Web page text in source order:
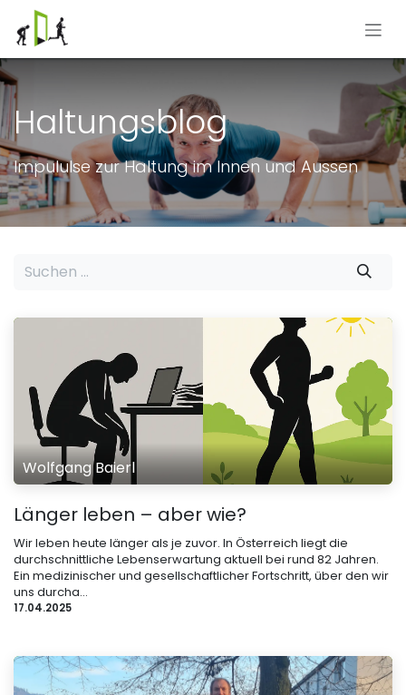
Zum Inhalt springen
Haltungsblog
Impululse zur Haltung im Innen und Aussen
Wolfgang Baierl
Länger leben – aber wie?
Wir leben heute länger als je zuvor. In Österreich liegt die
durchschnittliche Lebenserwartung aktuell bei rund 82 Jahren.
Ein medizinischer und gesellschaftlicher Fortschritt, über den wir
uns durcha...
17.04.2025